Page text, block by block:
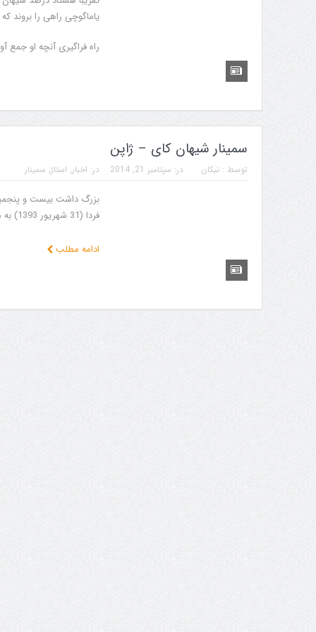
یاماگوچی راهی را بروند
راه فراگیری آنچه او جمع
سمینار شیهان کای – ژاپن
توسط :نیکان در: سپتامبر 21, 2014 در: اخبار, استاژ, سمینار
بزرگ داشت بیست و
فردا (31 شهریور 1393) به مدت 9 روز در شهرهای مختلف ژاپن آغاز میشود.
ادامه مطلب